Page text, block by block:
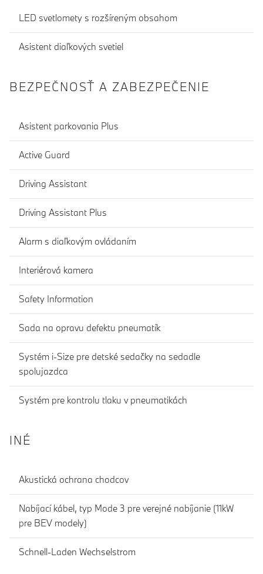
LED svetlomety s rozšíreným obsahom
Asistent diaľkových svetiel
BEZPEČNOSŤ A ZABEZPEČENIE
Asistent parkovania Plus
Active Guard
Driving Assistant
Driving Assistant Plus
Alarm s diaľkovým ovládaním
Interiérová kamera
Safety Information
Sada na opravu defektu pneumatík
Systém i-Size pre detské sedačky na sedadle
spolujazdca
Systém pre kontrolu tlaku v pneumatikách
INÉ
Akustická ochrana chodcov
Nabíjací kábel, typ Mode 3 pre verejné nabíjanie (11kW
pre BEV modely)
Schnell-Laden Wechselstrom